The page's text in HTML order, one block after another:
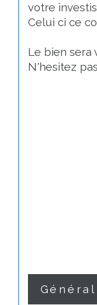
votre
Celui ci ce
Le bien sera
N'hesitez
Général